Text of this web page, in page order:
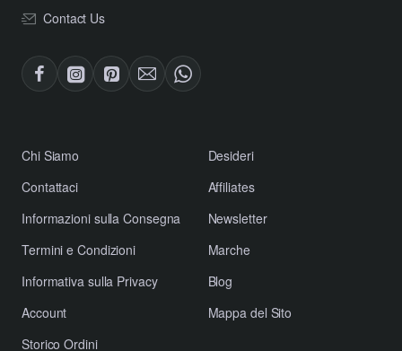
Contact Us
​Chi Siamo
Contattaci
​Informazioni sulla Consegna
​Termini e Condizioni
​Informativa sulla Privacy
Account
Storico Ordini
Desideri
Affiliates
Newsletter
Marche
Blog
Mappa del Sito